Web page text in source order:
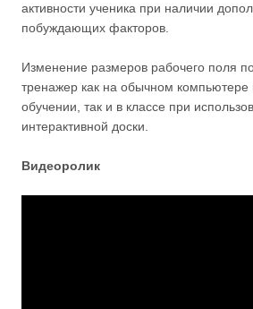
активности ученика при наличии
побуждающих факторов.
Изменение размеров рабочего поля
тренажер как на обычном
обучении, так и в классе при
интерактивной доски.
Видеоролик